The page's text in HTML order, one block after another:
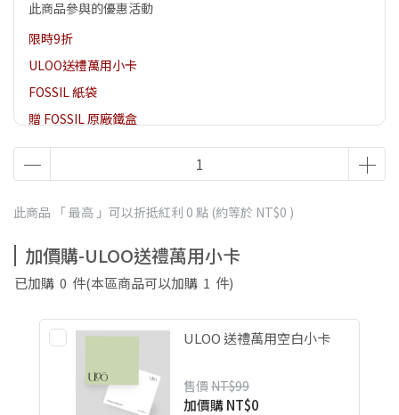
此商品參與的優惠活動
限時9折
ULOO送禮萬用小卡
FOSSIL 紙袋
贈 FOSSIL 原廠鐵盒
此商品 「 最高 」可以折抵紅利 0 點 (約等於 NT$0 )
加價購-ULOO送禮萬用小卡
已加購 0 件(本區商品可以加購 1 件)
ULOO 送禮萬用空白小卡
售價 NT$99
加價購NT$0